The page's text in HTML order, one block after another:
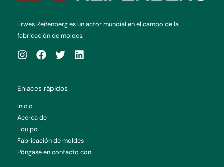
Erwes Reifenberg es un actor mundial en el campo de la
fabricación de moldes.
Enlaces rápidos
Inicio
Acerca de
Equipo
Fabricación de moldes
Póngase en contacto con